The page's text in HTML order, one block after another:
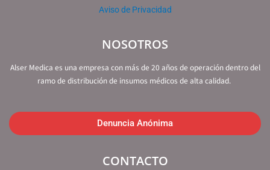
Aviso de Privacidad
NOSOTROS
Alser Medica es una empresa con más de 20 años de operación dentro del
ramo de distribución de insumos médicos de alta calidad.
Denuncia Anónima
CONTACTO